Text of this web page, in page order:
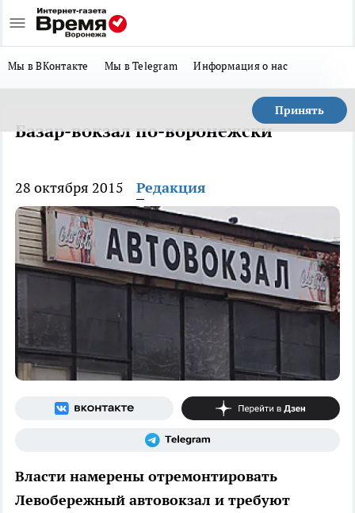
Мы в ВКонтакте Мы в Telegram Информация о нас
Принять
Базар-вокзал по-воронежски
28 октября 2015 Редакция
Власти намерены отремонтировать
Левобережный автовокзал и требуют